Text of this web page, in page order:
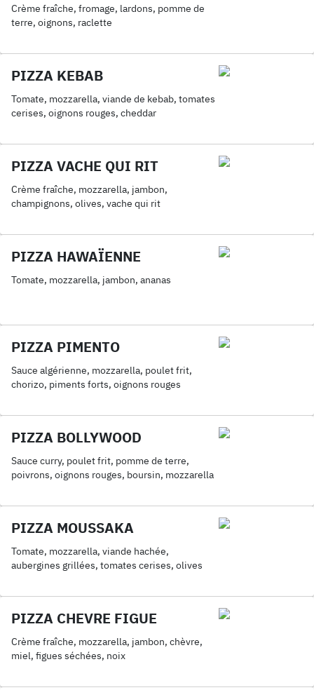
Crème fraîche, fromage, lardons, pomme de
terre, oignons, raclette
PIZZA KEBAB
Tomate, mozzarella, viande de kebab, tomates
cerises, oignons rouges, cheddar
PIZZA VACHE QUI RIT
Crème fraîche, mozzarella, jambon,
champignons, olives, vache qui rit
PIZZA HAWAÏENNE
Tomate, mozzarella, jambon, ananas
PIZZA PIMENTO
Sauce algérienne, mozzarella, poulet frit,
chorizo, piments forts, oignons rouges
PIZZA BOLLYWOOD
Sauce curry, poulet frit, pomme de terre,
poivrons, oignons rouges, boursin, mozzarella
PIZZA MOUSSAKA
Tomate, mozzarella, viande hachée,
aubergines grillées, tomates cerises, olives
PIZZA CHEVRE FIGUE
Crème fraîche, mozzarella, jambon, chèvre,
miel, figues séchées, noix